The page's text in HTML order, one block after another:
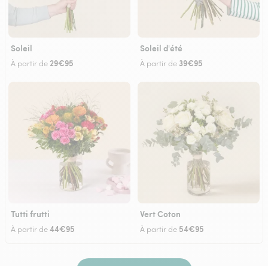
Soleil
À partir de 29€95
Soleil d'été
À partir de 39€95
Tutti frutti
À partir de44€95
Vert Coton
À partir de 54€95